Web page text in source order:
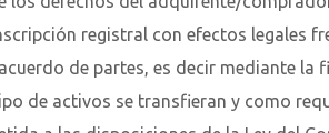
registral con efectos legales
de partes, es decir mediante la
de activos se transfieran y como